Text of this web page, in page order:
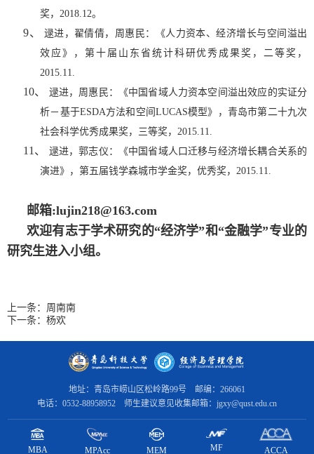
奖， 2018.12。
9、 逯进，翟倩倩，周惠民：《人力资本、经济增长与空间溢出
效应》，第十届山东省统计科研优秀成果奖，二等奖，
2015.11.
10、 逯进，周惠民：《中国省域人力资本空间溢出效应的实证分
析－基于ESDA方法和空间 LUCAS模型》，青岛市第二十九次
社会科学优秀成果奖，三等奖， 2015.11.
11、 逯进，郭志仪：《中国省域人口迁移与经济增长耦合关系的
演进》，第五届钱学森城市学金奖，优秀奖， 2015.11.
邮箱:lujin218@163.com
欢迎有志于学术研究的“经济学”和“金融学”专业的
研究生进入小组。
上一条： 周南南
下一条： 杨欢
地址：青岛市崂山区松岭路99号 邮编：266061
电话：0532-88958952 师生建议意见收集邮箱：jgxy@qust.edu.cn
MBA MPAcc MEM MF ACCA